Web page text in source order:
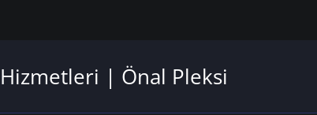
| Önal Pleksi